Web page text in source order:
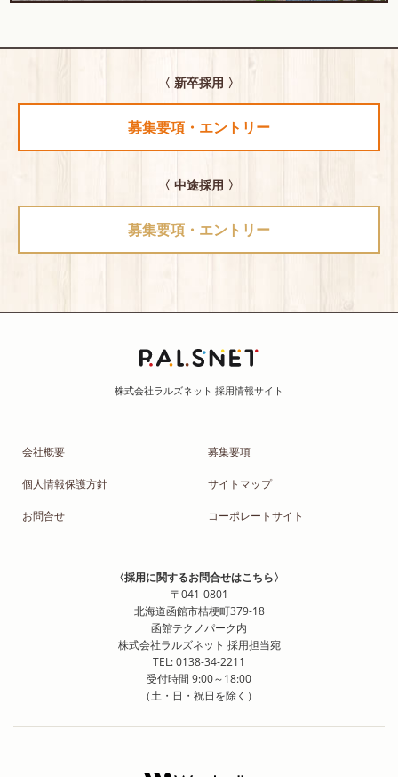
〈 新卒採用 〉
募集要項・エントリー
〈 中途採用 〉
募集要項・エントリー
会社概要 募集要項
個人情報保護方針 サイトマップ
お問合せ コーポレートサイト
〈採用に関するお問合せはこちら〉
〒041-0801
北海道函館市桔梗町379-18
函館テクノパーク内
株式会社ラルズネット 採用担当宛
TEL: 0138-34-2211
受付時間 9:00～18:00
（土・日・祝日を除く）